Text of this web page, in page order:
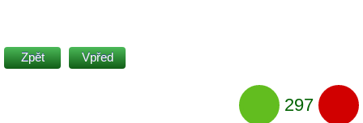
Zpět Vpřed
297